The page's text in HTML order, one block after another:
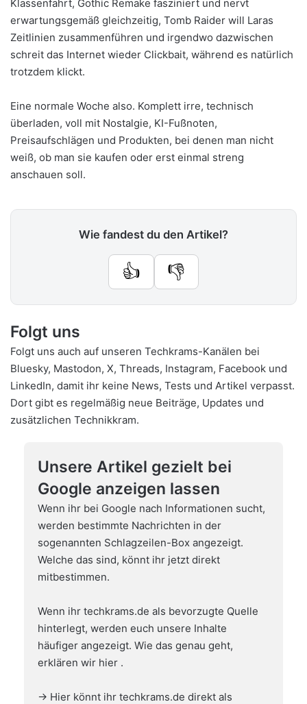
Klassenfahrt, Gothic Remake fasziniert und nervt
erwartungsgemäß gleichzeitig, Tomb Raider will Laras
Zeitlinien zusammenführen und irgendwo dazwischen
schreit das Internet wieder Clickbait, während es natürlich
trotzdem klickt.
Eine normale Woche also. Komplett irre, technisch
überladen, voll mit Nostalgie, KI-Fußnoten,
Preisaufschlägen und Produkten, bei denen man nicht
weiß, ob man sie kaufen oder erst einmal streng
anschauen soll.
Wie fandest du den Artikel?
👍 👎
Folgt uns
Folgt uns auch auf unseren Techkrams-Kanälen bei
Bluesky, Mastodon, X, Threads, Instagram, Facebook und
LinkedIn, damit ihr keine News, Tests und Artikel verpasst.
Dort gibt es regelmäßig neue Beiträge, Updates und
zusätzlichen Technikkram.
Unsere Artikel gezielt bei
Google anzeigen lassen
Wenn ihr bei Google nach Informationen sucht,
werden bestimmte Nachrichten in der
sogenannten Schlagzeilen-Box angezeigt.
Welche das sind, könnt ihr jetzt direkt
mitbestimmen.
Wenn ihr techkrams.de als bevorzugte Quelle
hinterlegt, werden euch unsere Inhalte
häufiger angezeigt. Wie das genau geht,
erklären wir hier .
→ Hier könnt ihr techkrams.de direkt als